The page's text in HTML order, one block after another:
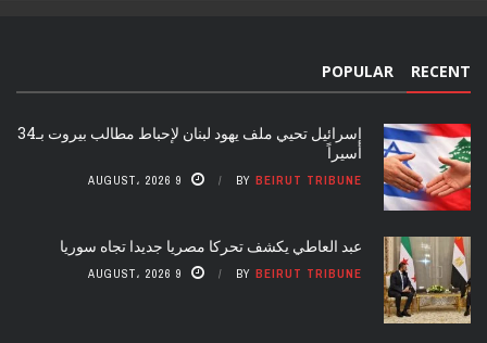
RECENT
POPULAR
إسرائيل تحيي ملف يهود لبنان لإحباط مطالب بيروت بـ34
أسيراً
BY BEIRUT TRIBUNE 9 AUGUST، 2026
عبد العاطي يكشف تحركا مصريا جديدا تجاه سوريا
BY BEIRUT TRIBUNE 9 AUGUST، 2026